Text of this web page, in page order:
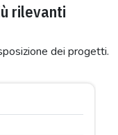
rilevanti
dei progetti.